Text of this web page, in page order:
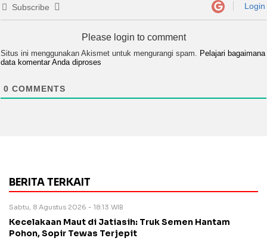
Subscribe Login
Please login to comment
Situs ini menggunakan Akismet untuk mengurangi spam. Pelajari bagaimana
data komentar Anda diproses
0 COMMENTS
BERITA TERKAIT
Sabtu, 8 Agustus 2026 - 18:13 WIB
Kecelakaan Maut di Jatiasih: Truk Semen Hantam
Pohon, Sopir Tewas Terjepit